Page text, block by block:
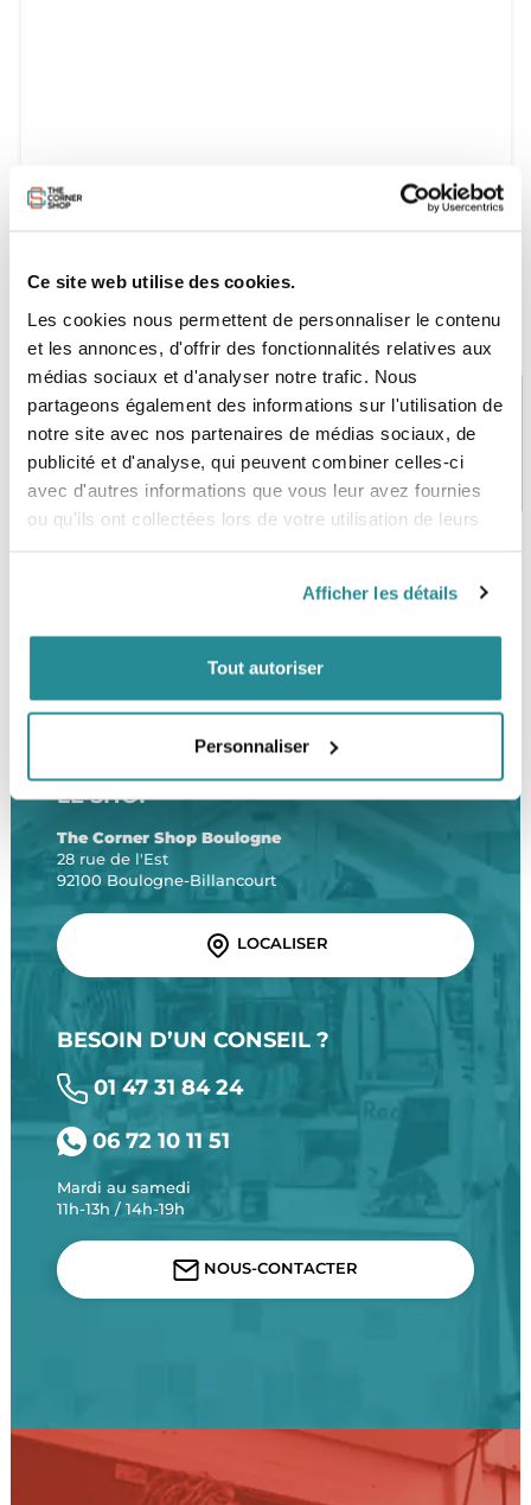
Ce site web utilise des cookies.
Les cookies nous permettent de personnaliser le contenu
et les annonces, d'offrir des fonctionnalités relatives aux
médias sociaux et d'analyser notre trafic. Nous
partageons également des informations sur l'utilisation de
notre site avec nos partenaires de médias sociaux, de
publicité et d'analyse, qui peuvent combiner celles-ci
avec d'autres informations que vous leur avez fournies
ou qu'ils ont collectées lors de votre utilisation de leurs
Afficher les détails
Tout autoriser
Personnaliser
PAIEMENT SÉCURISÉ
STOCK EN TEMPS RÉEL
FRAIS DE PORT OFFERTS
LE SHOP
The Corner Shop Boulogne
28 rue de l'Est
92100 Boulogne-Billancourt
LOCALISER
BESOIN D’UN CONSEIL ?
01 47 31 84 24
06 72 10 11 51
Mardi au samedi
11h-13h / 14h-19h
NOUS-CONTACTER